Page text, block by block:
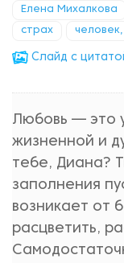
Елена Михалкова
страх
Cлайд с
Любовь — это
жизненной и
тебе, Диана?
заполнения
возникает от
расцветить,